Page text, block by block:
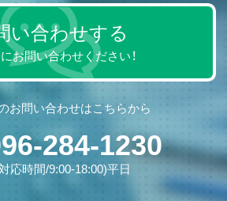
い合わせする
お問い合わせください！
お問い合わせはこちらから
284-1230
応時間/9:00-18:00)平日